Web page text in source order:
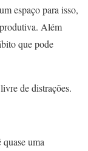
espaço para isso,
Além
que pode
de distrações.
uma